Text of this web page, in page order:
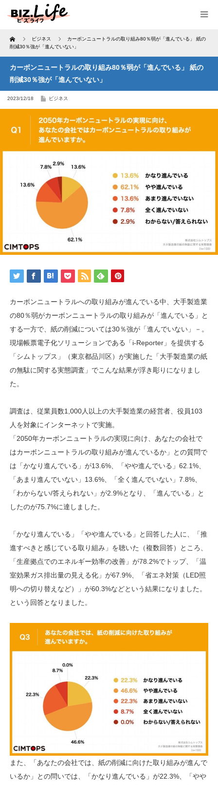
Home ビジネス
カーボンニュートラルの取り組み80％弱が「進んでいる」 紙の
削減30％強が「進んでいない」
カーボンニュートラルの取り組み80％弱が「進んでいる」 紙の
削減30％強が「進んでいない」
2023/12/18 ビジネス
カーボンニュートラルへの取り組みが進んでいる中、大手製造業
の80％弱がカーボンニュートラルの取り組みが「進んでいる」と
する一方で、紙の削減については30％強が「進んでいない」－。
現場帳票電子化ソリューションである「i-Reporter」を提供する
「シムトップス」（東京都品川区）が実施した「大手製造業の紙
の無駄に関する実態調査」でこんな結果が浮き彫りになりまし
た。
調査は、従業員数1,000人以上の大手製造業の経営者、役員103
人を対象にインターネットで実施。
「2050年カーボンニュートラルの実現に向け、あなたの会社で
はカーボンニュートラルの取り組みが進んでいるか」との質問で
は「かなり進んでいる」が13.6%、「やや進んでいる」62.1%、
「あまり進んでいない」13.6%、「全く進んでいない」7.8%、
「わからない/答えられない」が2.9%となり、「進んでいる」と
したのが75.7%に達しました。
「かなり進んでいる」「やや進んでいる」と回答した人に、「推
進すべきと感じている取り組み」を聴いた（複数回答）ところ、
「生産拠点でのエネルギー効率の改善」が78.2%でトップ、「温
室効果ガス排出量の見える化」が67.9%、「省エネ対策（LED照
明への切り替えなど）」が60.3%などという結果になりました。
という回答となりました。
また、「あなたの会社では、紙の削減に向けた取り組みが進んで
いるか」との問いでは、「かなり進んでいる」が22.3%、「やや